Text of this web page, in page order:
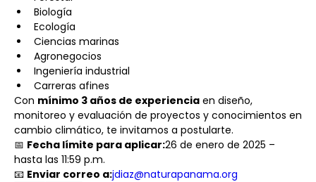
Biología
Ecología
Ciencias marinas
Agronegocios
Ingeniería industrial
Carreras afines
Con mínimo 3 años de experiencia en diseño,
monitoreo y evaluación de proyectos y conocimientos en
cambio climático, te invitamos a postularte.
📅 Fecha límite para aplicar:26 de enero de 2025 –
hasta las 11:59 p.m.
📧 Enviar correo a:jdiaz@naturapanama.org